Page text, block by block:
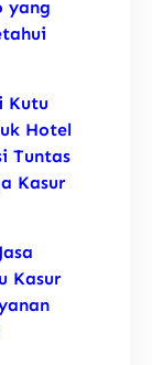
yang
Kutu
Hotel
Tuntas
Kasur
Kasur